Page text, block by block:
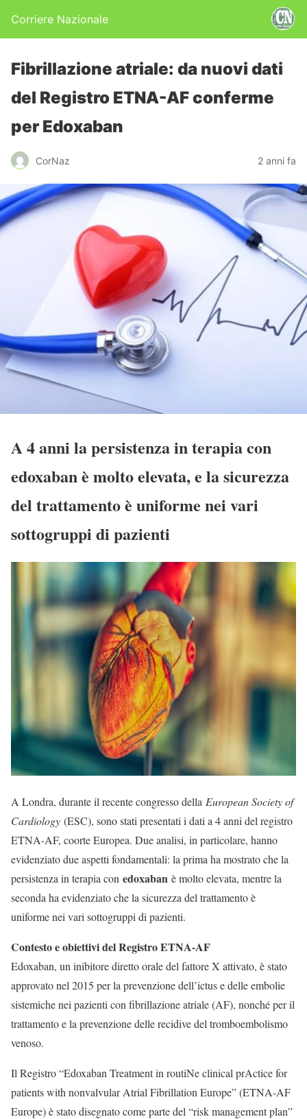
Corriere Nazionale
Fibrillazione atriale: da nuovi dati
del Registro ETNA-AF conferme
per Edoxaban
CorNaz 2 anni fa
A 4 anni la persistenza in terapia con
edoxaban è molto elevata, e la sicurezza
del trattamento è uniforme nei vari
sottogruppi di pazienti
A Londra, durante il recente congresso della European Society of
Cardiology (ESC), sono stati presentati i dati a 4 anni del registro
ETNA-AF, coorte Europea. Due analisi, in particolare, hanno
evidenziato due aspetti fondamentali: la prima ha mostrato che la
persistenza in terapia con edoxaban è molto elevata, mentre la
seconda ha evidenziato che la sicurezza del trattamento è
uniforme nei vari sottogruppi di pazienti.
Contesto e obiettivi del Registro ETNA-AF
Edoxaban, un inibitore diretto orale del fattore X attivato, è stato
approvato nel 2015 per la prevenzione dell’ictus e delle embolie
sistemiche nei pazienti con fibrillazione atriale (AF), nonché per il
trattamento e la prevenzione delle recidive del tromboembolismo
venoso.
Il Registro “Edoxaban Treatment in routiNe clinical prActice for
patients with nonvalvular Atrial Fibrillation Europe” (ETNA-AF
Europe) è stato disegnato come parte del “risk management plan”